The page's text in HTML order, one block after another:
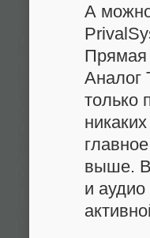
А
Аналог
только
выше.
и